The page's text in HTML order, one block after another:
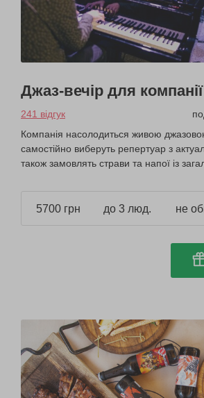
Джаз-вечір для компанії
241 відгук
Компанія насолодиться живою
самостійно виберуть репертуар з
також замовлять страви та напої із
5700 грн до 3 люд. не